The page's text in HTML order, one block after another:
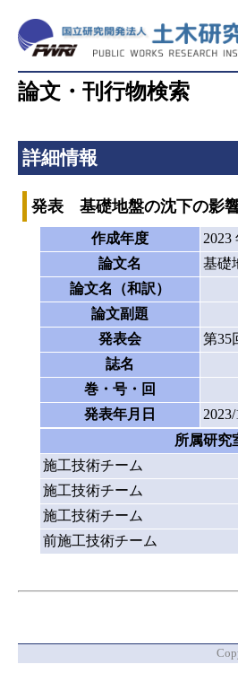
論文・刊行物検索
詳細情報
発表 基礎地盤の沈下の影
作成年度
2023
論文名
基礎
論文名（和訳）
論文副題
発表会
第35
誌名
巻・号・回
発表年月日
所属研究
施工技術チーム
施工技術チーム
施工技術チーム
前施工技術チーム